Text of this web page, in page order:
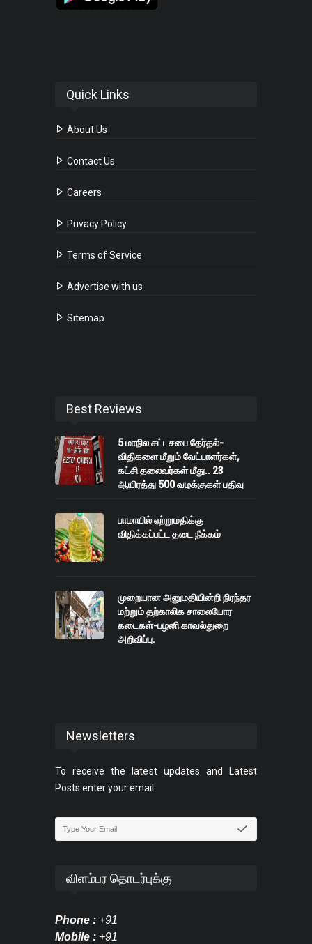
Quick Links
About Us
Contact Us
Careers
Privacy Policy
Terms of Service
Advertise with us
Sitemap
Best Reviews
5 மாநில சட்டசபை தேர்தல்-
விதிகளை மீறும் வேட்பாளர்கள்,
கட்சி தலைவர்கள் மீது.. 23
ஆயிரத்து 500 வழக்குகள் பதிவு
பாமாயில் ஏற்றுமதிக்கு
விதிக்கப்பட்ட தடை நீக்கம்
முறையான அனுமதியின்றி நிரந்தர
மற்றும் தற்காலிக சாலையோர
கடைகள்-பழனி காவல்துறை
அறிவிப்பு.
Newsletters
To receive the latest updates and Latest
Posts enter your email.
விளம்பர தொடர்புக்கு
Phone : +91
Mobile : +91